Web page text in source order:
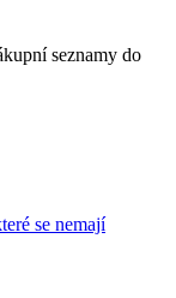
seznamy do
se nemají